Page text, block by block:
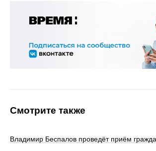
Смотрите также
Владимир Беспалов проведёт приём